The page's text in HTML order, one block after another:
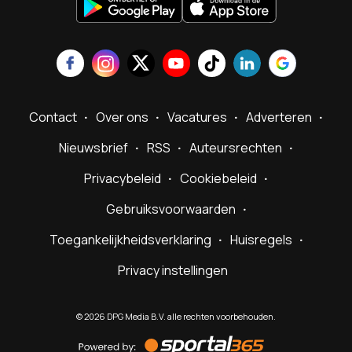
Contact Over ons Vacatures
Adverteren
Nieuwsbrief
RSS
Auteursrechten
Privacybeleid
Cookiebeleid
Gebruiksvoorwaarden
Toegankelijkheidsverklaring
Huisregels
Privacy instellingen
©2026 DPG Media B.V. alle rechten voorbehouden.
by